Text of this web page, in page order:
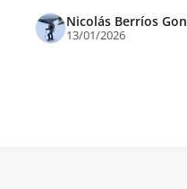
Nicolás Berríos
13/01/2026